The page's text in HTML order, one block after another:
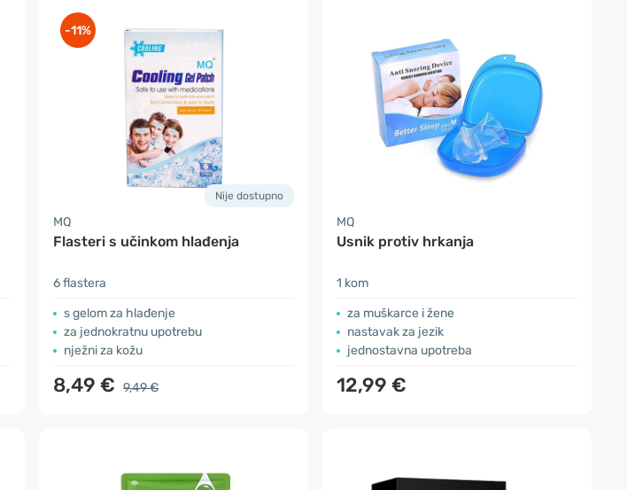
-11%
Nije dostupno
MQ
Flasteri s učinkom hlađenja
6 flastera
s gelom za hlađenje
za jednokratnu upotrebu
nježni za kožu
8,49 € 9,49 €
MQ
Usnik protiv hrkanja
1 kom
za muškarce i žene
nastavak za jezik
jednostavna upotreba
12,99 €